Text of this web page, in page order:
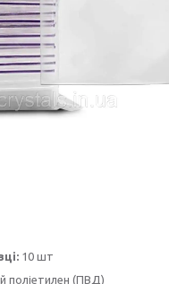
10 шт
поліетилен (ПВД)